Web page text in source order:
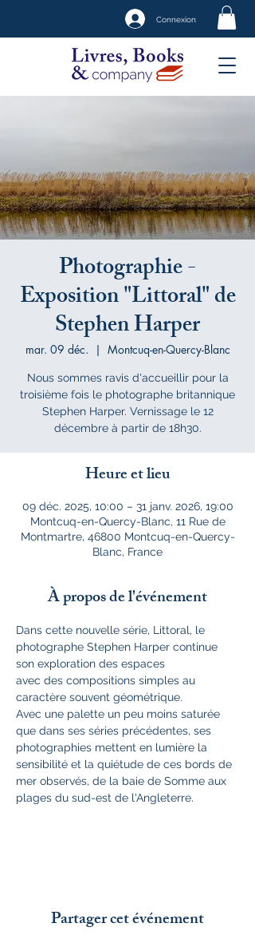
Connexion
Photographie -
Exposition "Littoral" de
Stephen Harper
mar. 09 déc.
  |
Montcuq-en-Quercy-Blanc
Nous sommes ravis d'accueillir pour la
troisième fois le photographe britannique
Stephen Harper. Vernissage le 12
décembre à partir de 18h30.
Heure et lieu
09 déc. 2025, 10:00 – 31 janv. 2026, 19:00
Montcuq-en-Quercy-Blanc, 11 Rue de
Montmartre, 46800 Montcuq-en-Quercy-
Blanc, France
À propos de l'événement
Dans cette nouvelle série, Littoral, le
photographe Stephen Harper continue
son exploration des espaces
avec des compositions simples au
caractère souvent géométrique.
Avec une palette un peu moins saturée
que dans ses séries précédentes, ses
photographies mettent en lumière la
sensibilité et la quiétude de ces bords de
mer observés, de la baie de Somme aux
plages du sud-est de l'Angleterre.
Partager cet événement